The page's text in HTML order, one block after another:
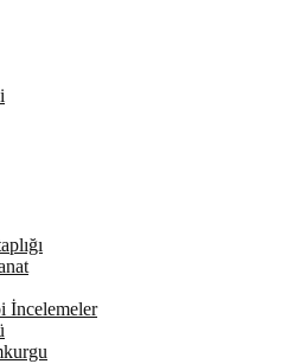
İncelemeler